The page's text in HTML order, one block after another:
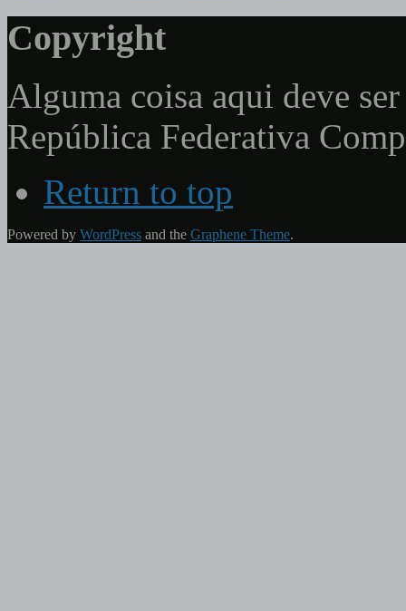
Copyright
Alguma coisa aqui deve
República Federativa
Return to top
Powered by WordPress and the Graphene Theme.